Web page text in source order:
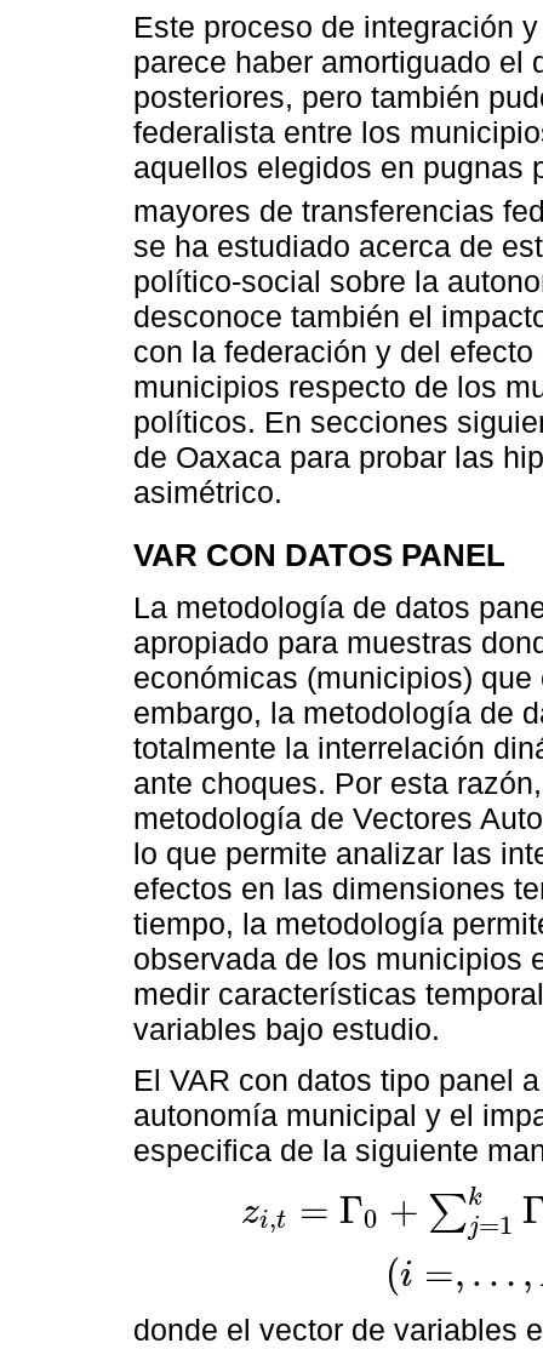
Este proceso de integración
parece haber amortiguado el
posteriores, pero también
federalista entre los
aquellos elegidos en pugnas
mayores de transferencias
se ha estudiado acerca de
político-social sobre la
desconoce también el
con la federación y del
municipios respecto de los
políticos. En secciones
de Oaxaca para probar las
asimétrico.
VAR CON DATOS PANEL
La metodología de datos
apropiado para muestras
económicas (municipios)
embargo, la metodología de
totalmente la interrelación
ante choques. Por esta
metodología de Vectores
lo que permite analizar las
efectos en las dimensiones
tiempo, la metodología
observada de los municipios
medir características
variables bajo estudio.
El VAR con datos tipo panel
autonomía municipal y el
especifica de la siguiente
zi,t = Γ0 + ∑k
j=1
zi,t= Γ0 ∑j=1 k Γ zi,t +fi+ +e
(i =, … ,
= ,… N;t= 1 … ,T
donde el vector de variables